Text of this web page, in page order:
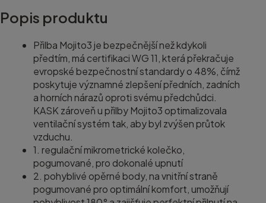
Popis produktu
Přilba Mojito3 je bezpečnější než kdykoli
předtím, má certifikaci WG 11, která překračuje
evropské bezpečnostní standardy o 48%, čímž
poskytuje významné zlepšení předních, zadních
a horních nárazů oproti svému předchůdci.
KASK zároveň u přilby Mojito3 optimalizovala
ventilační systém tak, aby byl zvýšen průtok
vzduchu.
1. regulační mikrometrické kolečko,
pogumované, pro dokonalé upnutí
2. pohyblivé opěrné body, na vnitřní straně
pogumované pro optimální komfort, umožňují